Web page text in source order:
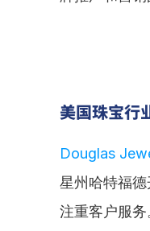
美国珠宝行
Douglas
星州哈特福德
注重客户服